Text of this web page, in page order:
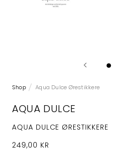
Shop Aqua Dulce Ørestikkere
AQUA DULCE
AQUA DULCE ØRESTIKKERE
249,00 KR